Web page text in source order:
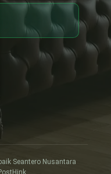
Seantero Nusantara